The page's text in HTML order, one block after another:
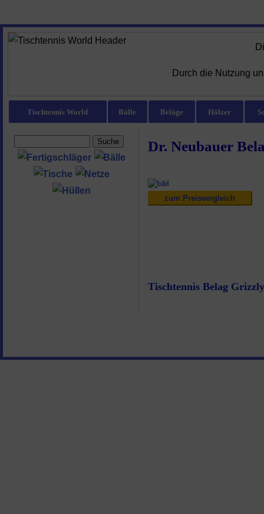
Tischtennis World Bälle Beläge Hölzer
Dr. Neubauer
zum Preisvergleich
Tischtennis Belag
Durch die Nutzung